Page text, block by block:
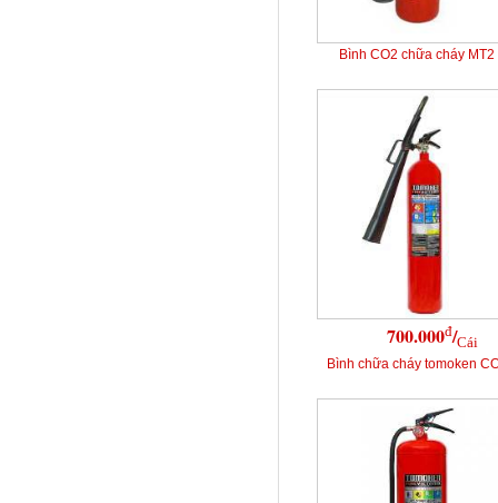
Bình CO2 chữa cháy MT2
700.000đ/Cái
Bình chữa cháy tomoken